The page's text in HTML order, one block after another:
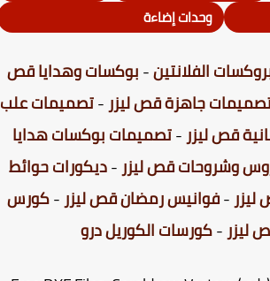
وحدات إضاءة
الفلانتين-بوكسات وهدايا قص
جاهزة قص ليزر -تصميمات علب
قص ليزر -تصميمات بوكسات هدايا
وشروحات قص ليزر -ديكورات حوائط
-فوانيس رمضان قص ليزر -كورس
ليزر -كورسات الكوريل درو